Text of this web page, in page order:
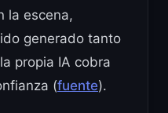
la escena,
generado tanto
propia IA cobra
(fuente).